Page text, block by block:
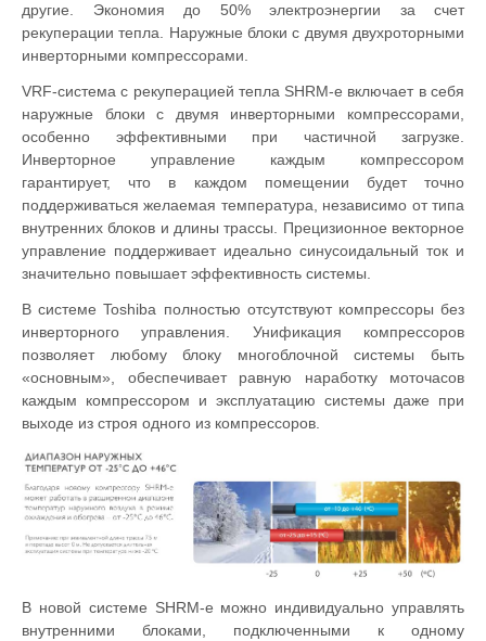
другие. Экономия до 50% электроэнергии за счет
рекуперации тепла. Наружные блоки с двумя двухроторными
инверторными компрессорами.
VRF-система с рекуперацией тепла SHRM-e включает в себя
наружные блоки с двумя инверторными компрессорами,
особенно эффективными при частичной загрузке.
Инверторное управление каждым компрессором
гарантирует, что в каждом помещении будет точно
поддерживаться желаемая температура, независимо от типа
внутренних блоков и длины трассы. Прецизионное векторное
управление поддерживает идеально синусоидальный ток и
значительно повышает эффективность системы.
В системе Toshiba полностью отсутствуют компрессоры без
инверторного управления. Унификация компрессоров
позволяет любому блоку многоблочной системы быть
«основным», обеспечивает равную наработку моточасов
каждым компрессором и эксплуатацию системы даже при
выходе из строя одного из компрессоров.
В новой системе SHRM-e можно индивидуально управлять
внутренними блоками, подключенными к одному